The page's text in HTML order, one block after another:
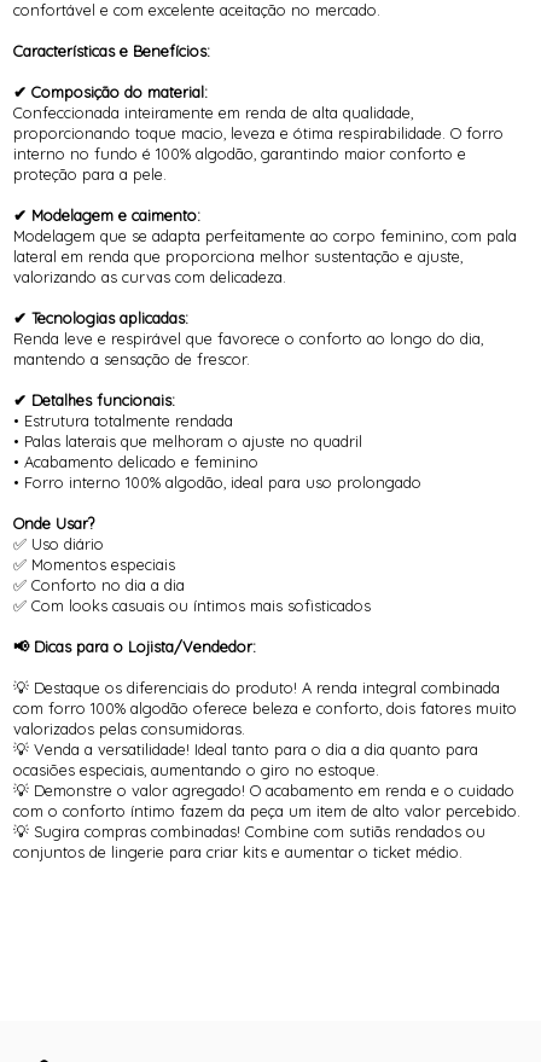
confortável e com excelente aceitação no mercado.
Características e Benefícios:
✔ Composição do material:
Confeccionada inteiramente em renda de alta qualidade,
proporcionando toque macio, leveza e ótima respirabilidade. O forro
interno no fundo é 100% algodão, garantindo maior conforto e
proteção para a pele.
✔ Modelagem e caimento:
Modelagem que se adapta perfeitamente ao corpo feminino, com pala
lateral em renda que proporciona melhor sustentação e ajuste,
valorizando as curvas com delicadeza.
✔ Tecnologias aplicadas:
Renda leve e respirável que favorece o conforto ao longo do dia,
mantendo a sensação de frescor.
✔ Detalhes funcionais:
• Estrutura totalmente rendada
• Palas laterais que melhoram o ajuste no quadril
• Acabamento delicado e feminino
• Forro interno 100% algodão, ideal para uso prolongado
Onde Usar?
✅ Uso diário
✅ Momentos especiais
✅ Conforto no dia a dia
✅ Com looks casuais ou íntimos mais sofisticados
📢 Dicas para o Lojista/Vendedor:
💡 Destaque os diferenciais do produto! A renda integral combinada
com forro 100% algodão oferece beleza e conforto, dois fatores muito
valorizados pelas consumidoras.
💡 Venda a versatilidade! Ideal tanto para o dia a dia quanto para
ocasiões especiais, aumentando o giro no estoque.
💡 Demonstre o valor agregado! O acabamento em renda e o cuidado
com o conforto íntimo fazem da peça um item de alto valor percebido.
💡 Sugira compras combinadas! Combine com sutiãs rendados ou
conjuntos de lingerie para criar kits e aumentar o ticket médio.